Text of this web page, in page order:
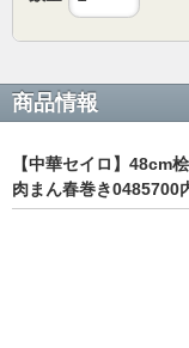
商品情報
【中華セイロ】48cm
肉まん春巻き0485700